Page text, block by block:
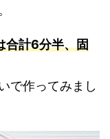
合計6分半、固
で作ってみまし